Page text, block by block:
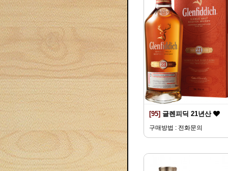
[95] 글렌피딕 21년산
구매방법 : 전화문의